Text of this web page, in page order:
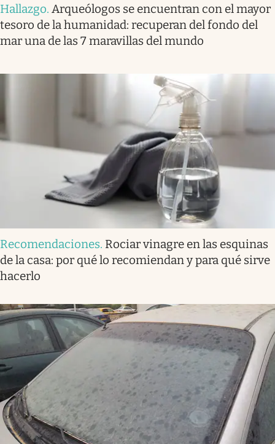
Hallazgo. Arqueólogos se encuentran con el mayor
tesoro de la humanidad: recuperan del fondo del
mar una de las 7 maravillas del mundo
Recomendaciones. Rociar vinagre en las esquinas
de la casa: por qué lo recomiendan y para qué sirve
hacerlo